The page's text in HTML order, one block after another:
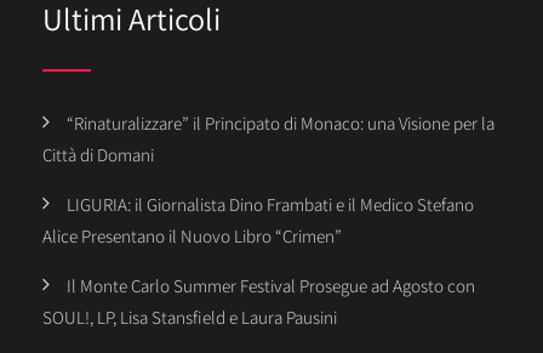
Ultimi Articoli
“Rinaturalizzare” il Principato di Monaco: una Visione per la
Città di Domani
LIGURIA: il Giornalista Dino Frambati e il Medico Stefano
Alice Presentano il Nuovo Libro “Crimen”
Il Monte Carlo Summer Festival Prosegue ad Agosto con
SOUL!, LP, Lisa Stansfield e Laura Pausini